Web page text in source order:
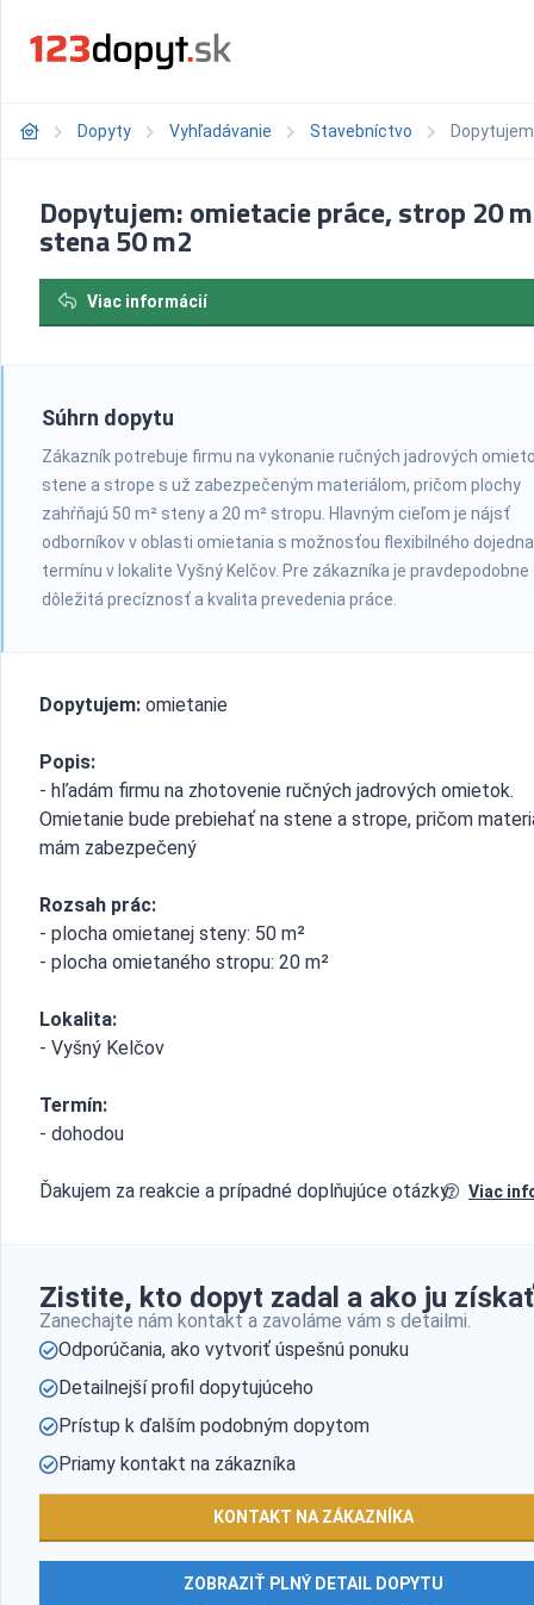
Dopyty Vyhľadávanie Stavebníctvo
Dopytujem: omietacie práce, strop 20
stena 50 m2
Viac informácií
Súhrn dopytu
Zákazník potrebuje firmu na vykonanie ručných jadrových
stene a strope s už zabezpečeným materiálom, pričom plochy
zahŕňajú 50 m² steny a 20 m² stropu. Hlavným cieľom je nájsť
odborníkov v oblasti omietania s možnosťou flexibilného
termínu v lokalite Vyšný Kelčov. Pre zákazníka je pravdepodobne
dôležitá precíznosť a kvalita prevedenia práce.
Dopytujem: omietanie
Popis:
- hľadám firmu na zhotovenie ručných jadrových omietok.
Omietanie bude prebiehať na stene a strope, pričom
mám zabezpečený
Rozsah prác:
- plocha omietanej steny: 50 m²
- plocha omietaného stropu: 20 m²
Lokalita:
- Vyšný Kelčov
Termín:
- dohodou
Ďakujem za reakcie a prípadné doplňujúce otázky. Viac
Zistite, kto dopyt zadal a ako ju
Zanechajte nám kontakt a zavoláme vám s detailmi.
Odporúčania, ako vytvoriť úspešnú ponuku
Detailnejší profil dopytujúceho
Prístup k ďalším podobným dopytom
Priamy kontakt na zákazníka
KONTAKT NA ZÁKAZNÍKA
ZOBRAZIŤ PLNÝ DETAIL DOPYTU